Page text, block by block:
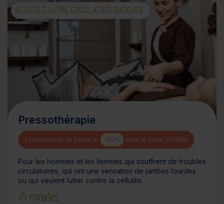
BOOSTEZ VOTRE CIRCULATION SANGUINE
Pressothérapie
1 soin acheté, le 2ème à -50% avec le code SOIN50
Pour les hommes et les femmes qui souffrent de troubles
circulatoires, qui ont une sensation de jambes lourdes
ou qui veulent lutter contre la cellulite.
15 minutes